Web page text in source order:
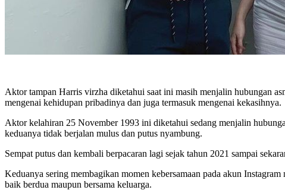
Aktor tampan Harris virzha diketahui saat ini masih menjalin hubungan
mengenai kehidupan pribadinya dan juga termasuk mengenai kekasihnya.
Aktor kelahiran 25 November 1993 ini diketahui sedang menjalin
keduanya tidak berjalan mulus dan putus nyambung.
Sempat putus dan kembali berpacaran lagi sejak tahun 2021 sampai
Keduanya sering membagikan momen kebersamaan pada akun
baik berdua maupun bersama keluarga.